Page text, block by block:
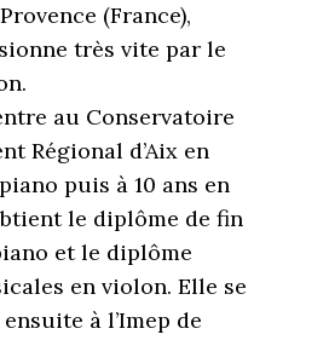
(France),
très vite par le
au Conservatoire
Régional d’Aix en
puis à 10 ans en
le diplôme de fin
et le diplôme
en violon. Elle se
à l’Imep de